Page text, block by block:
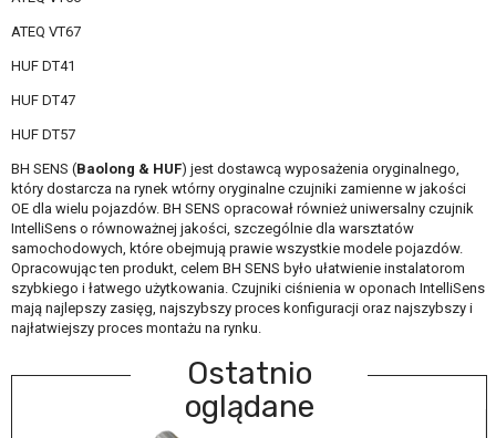
ATEQ VT67
HUF DT41
HUF DT47
HUF DT57
BH SENS (Baolong & HUF) jest dostawcą wyposażenia oryginalnego,
który dostarcza na rynek wtórny oryginalne czujniki zamienne w jakości
OE dla wielu pojazdów. BH SENS opracował również uniwersalny czujnik
IntelliSens o równoważnej jakości, szczególnie dla warsztatów
samochodowych, które obejmują prawie wszystkie modele pojazdów.
Opracowując ten produkt, celem BH SENS było ułatwienie instalatorom
szybkiego i łatwego użytkowania. Czujniki ciśnienia w oponach IntelliSens
mają najlepszy zasięg, najszybszy proces konfiguracji oraz najszybszy i
najłatwiejszy proces montażu na rynku.
Ostatnio
oglądane